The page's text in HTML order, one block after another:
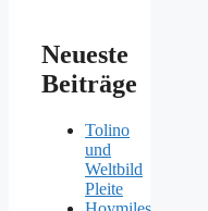
Neueste
Beiträge
Tolino
und
Weltbild
Pleite